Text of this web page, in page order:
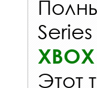
Этот